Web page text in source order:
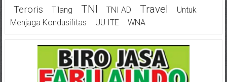
Teroris
Tilang TNI TNI AD Travel
Untuk
Menjaga Kondusifitas
UU ITE WNA